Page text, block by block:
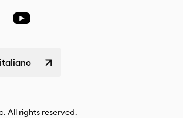
All rights reserved.